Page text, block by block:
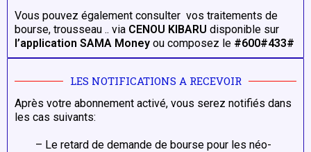
Vous pouvez également consulter vos traitements de
bourse, trousseau .. via CENOU KIBARU disponible sur
l’application SAMA Money ou composez le #600#433#
LES NOTIFICATIONS A RECEVOIR
Après votre abonnement activé, vous serez notifiés dans
les cas suivants:
– Le retard de demande de bourse pour les néo-